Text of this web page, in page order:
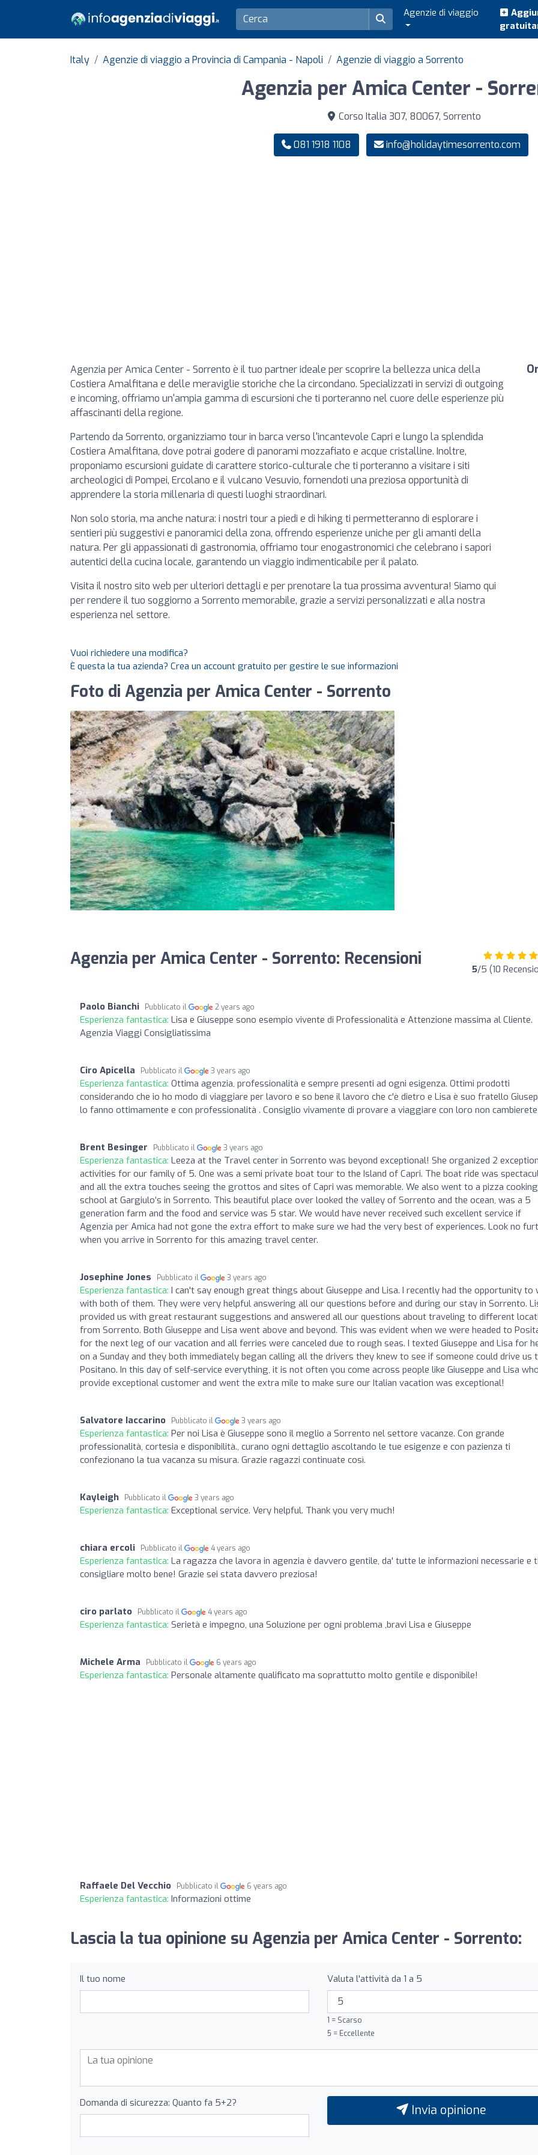
Agenzie di viaggio
Italy Agenzie di viaggio a Provincia di Campania - Napoli Agenzie di viaggio a Sorrento
Agenzia per Amica Center -
Corso Italia 307, 80067, Sorrento
081 1918 1108 info@holidaytimesorrento.com
Agenzia per Amica Center - Sorrento è il tuo partner ideale per scoprire la bellezza unica della
Costiera Amalfitana e delle meraviglie storiche che la circondano. Specializzati in servizi di outgoing
e incoming, offriamo un'ampia gamma di escursioni che ti porteranno nel cuore delle esperienze più
affascinanti della regione.
Partendo da Sorrento, organizziamo tour in barca verso l'incantevole Capri e lungo la splendida
Costiera Amalfitana, dove potrai godere di panorami mozzafiato e acque cristalline. Inoltre,
proponiamo escursioni guidate di carattere storico-culturale che ti porteranno a visitare i siti
archeologici di Pompei, Ercolano e il vulcano Vesuvio, fornendoti una preziosa opportunità di
apprendere la storia millenaria di questi luoghi straordinari.
Non solo storia, ma anche natura: i nostri tour a piedi e di hiking ti permetteranno di esplorare i
sentieri più suggestivi e panoramici della zona, offrendo esperienze uniche per gli amanti della
natura. Per gli appassionati di gastronomia, offriamo tour enogastronomici che celebrano i sapori
autentici della cucina locale, garantendo un viaggio indimenticabile per il palato.
Visita il nostro sito web per ulteriori dettagli e per prenotare la tua prossima avventura! Siamo qui
per rendere il tuo soggiorno a Sorrento memorabile, grazie a servizi personalizzati e alla nostra
esperienza nel settore.
Vuoi richiedere una modifica?
È questa la tua azienda? Crea un account gratuito per gestire le sue informazioni
Foto di Agenzia per Amica Center - Sorrento
Agenzia per Amica Center - Sorrento: Recensioni 5/5 (10
Paolo Bianchi Pubblicato il 2 years ago
Esperienza fantastica: Lisa e Giuseppe sono esempio vivente di Professionalità e Attenzione massima al Cliente.
Agenzia Viaggi Consigliatissima
Ciro Apicella Pubblicato il 3 years ago
Esperienza fantastica: Ottima agenzia, professionalità e sempre presenti ad ogni esigenza. Ottimi prodotti
considerando che io ho modo di viaggiare per lavoro e so bene il lavoro che c'è dietro e Lisa è suo fratello
lo fanno ottimamente e con professionalità . Consiglio vivamente di provare a viaggiare con loro non
Brent Besinger Pubblicato il 3 years ago
Esperienza fantastica: Leeza at the Travel center in Sorrento was beyond exceptional! She organized 2
activities for our family of 5. One was a semi private boat tour to the Island of Capri. The boat ride was
and all the extra touches seeing the grottos and sites of Capri was memorable. We also went to a pizza cooking
school at Gargiulo’s in Sorrento. This beautiful place over looked the valley of Sorrento and the ocean, was a 5
generation farm and the food and service was 5 star. We would have never received such excellent service if
Agenzia per Amica had not gone the extra effort to make sure we had the very best of experiences. Look no
when you arrive in Sorrento for this amazing travel center.
Josephine Jones Pubblicato il 3 years ago
Esperienza fantastica: I can't say enough great things about Giuseppe and Lisa. I recently had the opportunity to
with both of them. They were very helpful answering all our questions before and during our stay in Sorrento.
provided us with great restaurant suggestions and answered all our questions about traveling to different
from Sorrento. Both Giuseppe and Lisa went above and beyond. This was evident when we were headed to
for the next leg of our vacation and all ferries were canceled due to rough seas. I texted Giuseppe and Lisa for
on a Sunday and they both immediately began calling all the drivers they knew to see if someone could drive us
Positano. In this day of self-service everything, it is not often you come across people like Giuseppe and Lisa
provide exceptional customer and went the extra mile to make sure our Italian vacation was exceptional!
Salvatore Iaccarino Pubblicato il 3 years ago
Esperienza fantastica: Per noi Lisa è Giuseppe sono il meglio a Sorrento nel settore vacanze. Con grande
professionalità, cortesia e disponibilità., curano ogni dettaglio ascoltando le tue esigenze e con pazienza ti
confezionano la tua vacanza su misura. Grazie ragazzi continuate così.
Kayleigh Pubblicato il 3 years ago
Esperienza fantastica: Exceptional service. Very helpful. Thank you very much!
chiara ercoli Pubblicato il 4 years ago
Esperienza fantastica: La ragazza che lavora in agenzia è davvero gentile, da' tutte le informazioni necessarie e
consigliare molto bene! Grazie sei stata davvero preziosa!
ciro parlato Pubblicato il 4 years ago
Esperienza fantastica: Serietà e impegno, una Soluzione per ogni problema ,bravi Lisa e Giuseppe
Michele Arma Pubblicato il 6 years ago
Esperienza fantastica: Personale altamente qualificato ma soprattutto molto gentile e disponibile!
Raffaele Del Vecchio Pubblicato il 6 years ago
Esperienza fantastica: Informazioni ottime
Lascia la tua opinione su Agenzia per Amica Center - Sorrento:
Il tuo nome Valuta l'attività da 1 a 5
1 = Scarso
5 = Eccellente
Domanda di sicurezza: Quanto fa 5+2? Invia opinione